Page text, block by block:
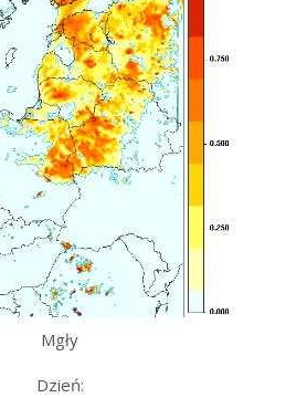
Mgły
Dzień: